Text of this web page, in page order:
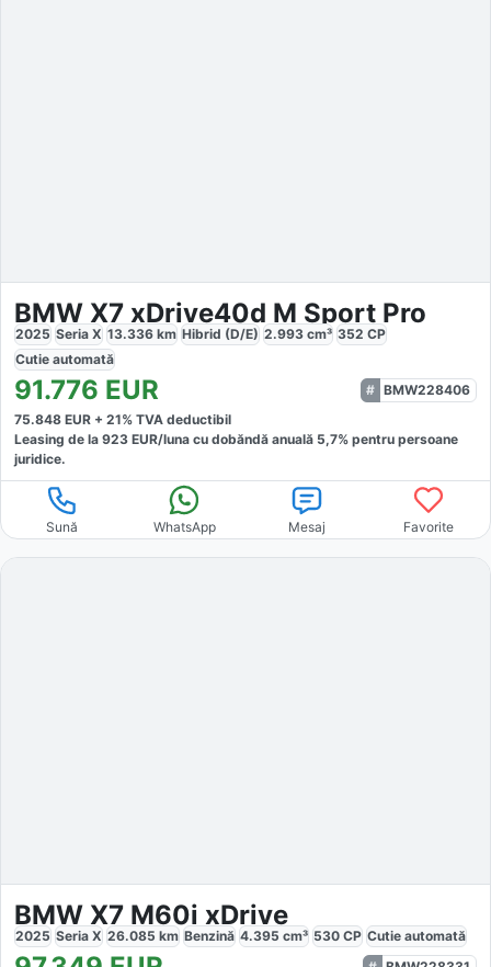
BMW X7 xDrive40d M Sport Pro
2025 Seria X 13.336 km Hibrid (D/E) 2.993 cm³ 352 CP
Cutie automată
91.776 EUR
BMW228406
75.848 EUR + 21% TVA deductibil
Leasing de la 923 EUR/luna cu dobăndă anuală 5,7% pentru persoane
juridice.
Sună WhatsApp Mesaj Favorite
BMW X7 M60i xDrive
2025 Seria X 26.085 km Benzină 4.395 cm³ 530 CP Cutie automată